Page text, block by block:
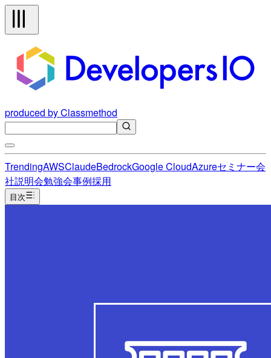
produced by Classmethod
TrendingAWSClaudeBedrockGoogle CloudAzureセミナー会
社説明会勉強会事例採用
目次